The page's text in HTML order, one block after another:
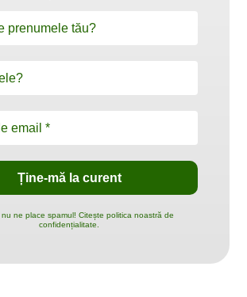
ne place spamul! Citește politica noastră de
confidențialitate.